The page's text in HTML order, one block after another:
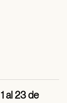
al 23 de